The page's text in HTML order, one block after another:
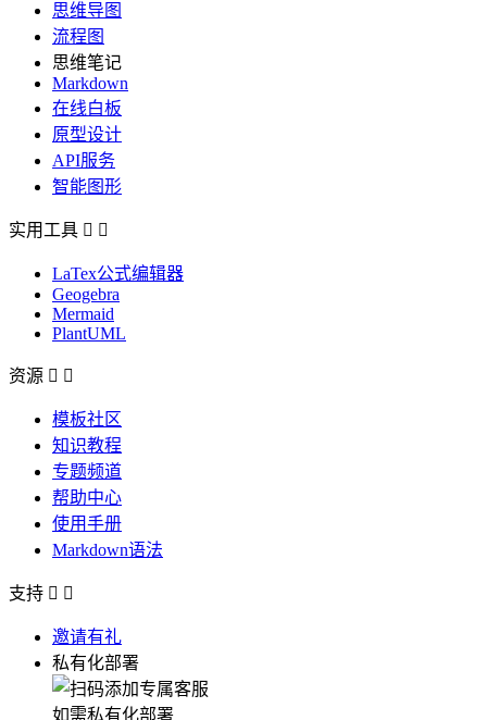
思维导图
流程图
思维笔记
Markdown
在线白板
原型设计
API服务
智能图形
实用工具  
LaTex公式编辑器
Geogebra
Mermaid
PlantUML
资源  
模板社区
知识教程
专题频道
帮助中心
使用手册
Markdown语法
支持  
邀请有礼
私有化部署
如需私有化部署